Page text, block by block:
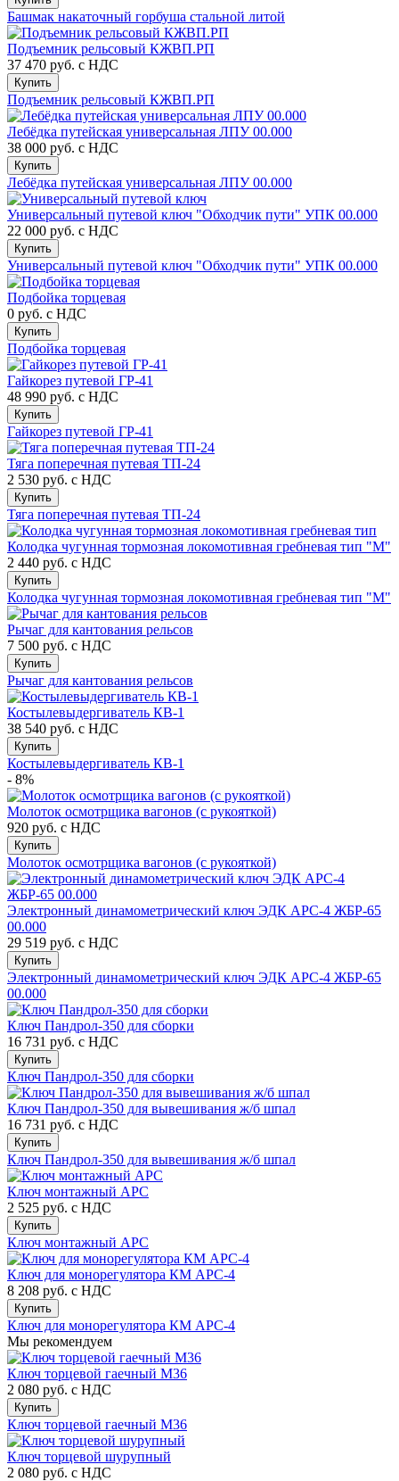
Башмак накаточный горбуша стальной литой
Подъемник рельсовый КЖВП.РП
37 470 руб. с НДС
Купить
Подъемник рельсовый КЖВП.РП
Лебёдка путейская универсальная ЛПУ 00.000
38 000 руб. с НДС
Купить
Лебёдка путейская универсальная ЛПУ 00.000
Универсальный путевой ключ "Обходчик пути" УПК 00.000
22 000 руб. с НДС
Купить
Универсальный путевой ключ "Обходчик пути" УПК 00.000
Подбойка торцевая
0 руб. с НДС
Купить
Подбойка торцевая
Гайкорез путевой ГР-41
48 990 руб. с НДС
Купить
Гайкорез путевой ГР-41
Тяга поперечная путевая ТП-24
2 530 руб. с НДС
Купить
Тяга поперечная путевая ТП-24
Колодка чугунная тормозная локомотивная гребневая тип "М"
2 440 руб. с НДС
Купить
Колодка чугунная тормозная локомотивная гребневая тип "М"
Рычаг для кантования рельсов
7 500 руб. с НДС
Купить
Рычаг для кантования рельсов
Костылевыдергиватель КВ-1
38 540 руб. с НДС
Купить
Костылевыдергиватель КВ-1
- 8%
Молоток осмотрщика вагонов (с рукояткой)
920 руб. с НДС
Купить
Молоток осмотрщика вагонов (с рукояткой)
Электронный динамометрический ключ ЭДК АРС-4 ЖБР-65
00.000
29 519 руб. с НДС
Купить
Электронный динамометрический ключ ЭДК АРС-4 ЖБР-65
00.000
Ключ Пандрол-350 для сборки
16 731 руб. с НДС
Купить
Ключ Пандрол-350 для сборки
Ключ Пандрол-350 для вывешивания ж/б шпал
16 731 руб. с НДС
Купить
Ключ Пандрол-350 для вывешивания ж/б шпал
Ключ монтажный АРС
2 525 руб. с НДС
Купить
Ключ монтажный АРС
Ключ для монорегулятора КМ АРС-4
8 208 руб. с НДС
Купить
Ключ для монорегулятора КМ АРС-4
Мы рекомендуем
Ключ торцевой гаечный М36
2 080 руб. с НДС
Купить
Ключ торцевой гаечный М36
Ключ торцевой шурупный
2 080 руб. с НДС